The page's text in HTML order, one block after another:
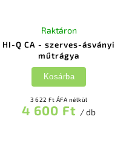
HI-Q CA - szerves-ásványi
műtrágya
Raktáron
3 622 Ft ÁFA nélkül
4 600 Ft / db
Kosárba